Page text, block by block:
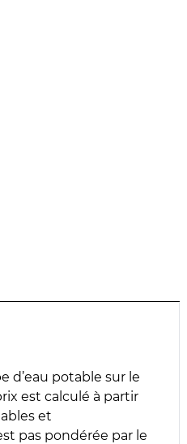
d’eau potable sur le
est calculé à partir
et
pas pondérée par le